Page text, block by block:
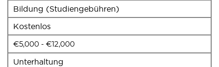
Bildung (Studiengebühren)
Kostenlos
€5,000 - €12,000
Unterhaltung